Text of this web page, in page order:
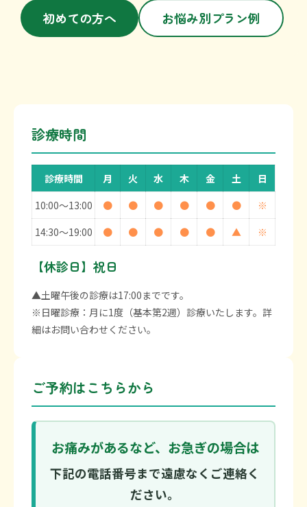
初めての方へ お悩み別プラン例
診療時間
診療時間 月 火 水 木 金 土
日
10:00〜13:00
● ● ● ● ● ●
※
14:30〜19:00
● ● ● ● ● ▲ ※
【休診日】祝日
▲土曜午後の診療は17:00までです。
※日曜診療：月に1度（基本第2週）診療いたします。詳
細はお問い合わせください。
ご予約はこちらから
お痛みがあるなど、お急ぎの場合は
下記の電話番号まで遠慮なくご連絡く
ださい。